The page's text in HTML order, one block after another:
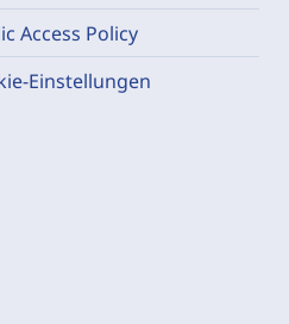
Access Policy
Einstellungen